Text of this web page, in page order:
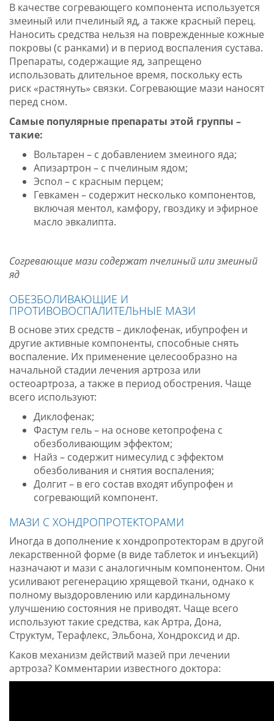
В качестве согревающего компонента используется
змеиный или пчелиный яд, а также красный перец.
Наносить средства нельзя на поврежденные кожные
покровы (с ранками) и в период воспаления сустава.
Препараты, содержащие яд, запрещено
использовать длительное время, поскольку есть
риск «растянуть» связки. Согревающие мази наносят
перед сном.
Самые популярные препараты этой группы –
такие:
Вольтарен – с добавлением змеиного яда;
Апизартрон – с пчелиным ядом;
Эспол – с красным перцем;
Гевкамен – содержит несколько компонентов,
включая ментол, камфору, гвоздику и эфирное
масло эвкалипта.
Согревающие мази содержат пчелиный или змеиный
яд
ОБЕЗБОЛИВАЮЩИЕ И
ПРОТИВОВОСПАЛИТЕЛЬНЫЕ МАЗИ
В основе этих средств – диклофенак, ибупрофен и
другие активные компоненты, способные снять
воспаление. Их применение целесообразно на
начальной стадии лечения артроза или
остеоартроза, а также в период обострения. Чаще
всего используют:
Диклофенак;
Фастум гель – на основе кетопрофена с
обезболивающим эффектом;
Найз – содержит нимесулид с эффектом
обезболивания и снятия воспаления;
Долгит – в его состав входят ибупрофен и
согревающий компонент.
МАЗИ С ХОНДРОПРОТЕКТОРАМИ
Иногда в дополнение к хондропротекторам в другой
лекарственной форме (в виде таблеток и инъекций)
назначают и мази с аналогичным компонентом. Они
усиливают регенерацию хрящевой ткани, однако к
полному выздоровлению или кардинальному
улучшению состояния не приводят. Чаще всего
используют такие средства, как Артра, Дона,
Структум, Терафлекс, Эльбона, Хондроксид и др.
Каков механизм действий мазей при лечении
артроза? Комментарии известного доктора: